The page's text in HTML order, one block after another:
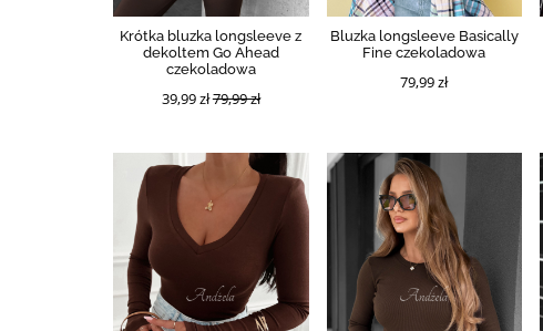
Krótka bluzka longsleeve z
dekoltem Go Ahead
czekoladowa
39,99 zł79,99 zł
Bluzka longsleeve Basically
Fine czekoladowa
79,99 zł